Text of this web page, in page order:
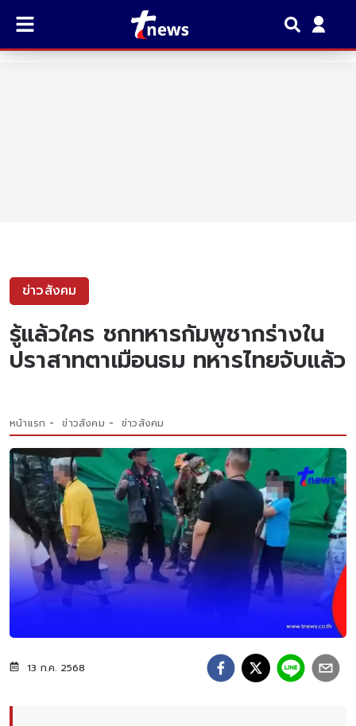
ข่าวสังคม
รู้แล้วใคร ชกทหารกัมพูชากร่างใน
ปราสาทตาเมือนธม ทหารไทยจับแล้ว
หน้าแรก ข่าวสังคม ข่าวสังคม
13 ก.ค. 2568